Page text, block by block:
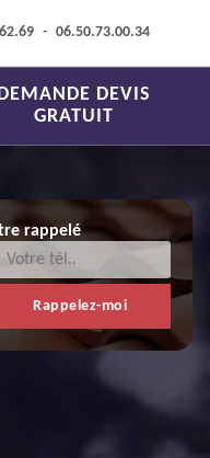
- 06.50.73.00.34
DEVIS
GRATUIT
rappelé